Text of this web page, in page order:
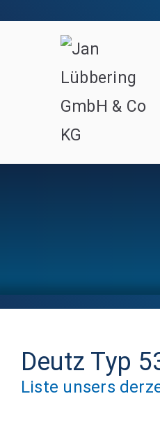
Deutz Typ
Liste unsers